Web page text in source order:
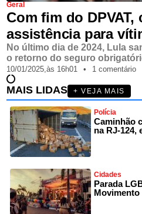
Geral
Com fim do DPVAT,
assistência para
No último dia de 2024, Lula
o retorno do seguro
10/01/2025,às 16h01 • 1 comentário
MAIS LIDAS + VEJA MAIS
Polícia
Caminhão
na RJ-124,
Cidades
Parada